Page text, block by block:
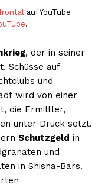
auf YouTube
.
, der in seiner
Schüsse auf
und
wird von einer
die Ermittler,
unter Druck setzt.
Schutzgeld in
und
in Shisha-Bars.